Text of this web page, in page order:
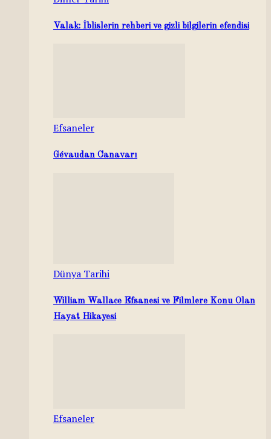
Valak: İblislerin rehberi ve gizli bilgilerin efendisi
Efsaneler
Gévaudan Canavarı
Dünya Tarihi
William Wallace Efsanesi ve Filmlere Konu Olan
Hayat Hikayesi
Efsaneler